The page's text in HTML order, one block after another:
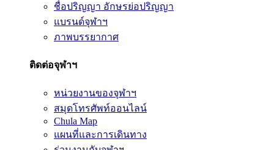
ชื่อปริญญา อักษรย่อปริญญา
แบรนด์จุฬาฯ
ภาพบรรยากาศ
ติดต่อจุฬาฯ
หน่วยงานของจุฬาฯ
สมุดโทรศัพท์ออนไลน์
Chula Map
แผนที่และการเดินทาง